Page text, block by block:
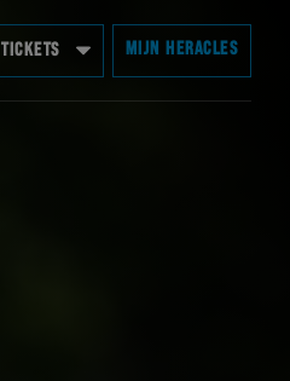
TICKETS MIJN HERACLES